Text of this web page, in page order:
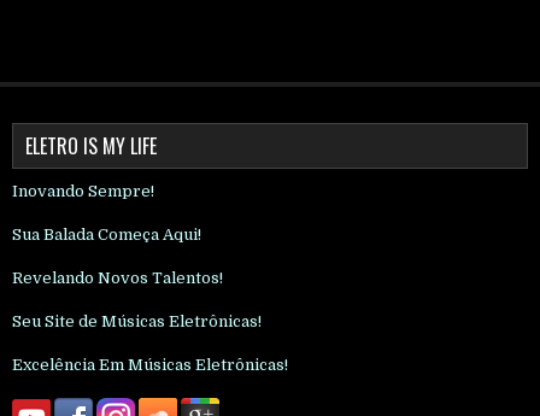
ELETRO IS MY LIFE
Inovando Sempre!
Sua Balada Começa Aqui!
Revelando Novos Talentos!
Seu Site de Músicas Eletrônicas!
Excelência Em Músicas Eletrônicas!